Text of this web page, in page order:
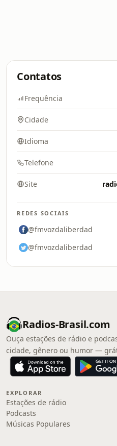
Contatos
Frequência
Cidade
Idioma
Telefone
Site
REDES SOCIAIS
@fmvozdaliberdad
@fmvozdaliberdad
Radios-Brasil.com
Ouça estações de rádio e
cidade, gênero ou humor —
EXPLORAR
Estações de rádio
Podcasts
Músicas Populares